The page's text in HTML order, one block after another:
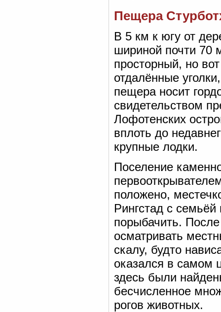
Пещера
В 5 км к югу от
шириной почти 70
просторный, но
отдалённые
пещера носит
свидетельством
Лофотенских
вплоть до
крупные лодки.
Поселение
положено,
Рингстад с
порыбачить.
осматривать
скалу, будто
оказался в самом
здесь были
бесчисленное
рогов животных.